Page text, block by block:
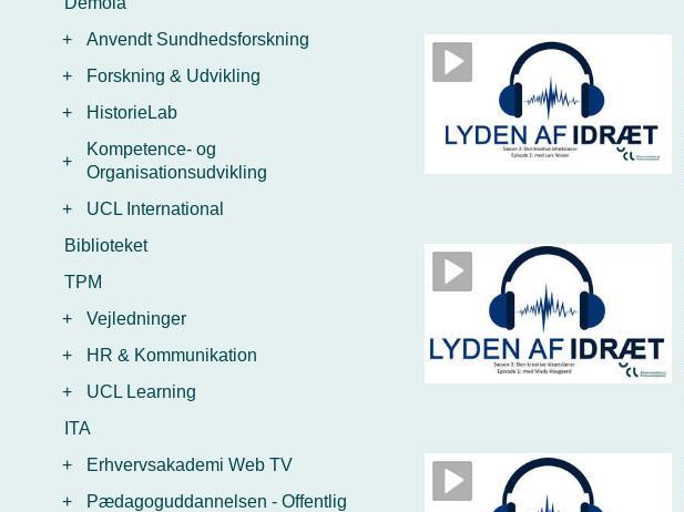
+
Anvendt Sundhedsforskning
+
Forskning & Udvikling
+
HistorieLab
+
Kompetence- og
Organisationsudvikling
+
UCL International
Biblioteket
TPM
+
Vejledninger
+
HR & Kommunikation
+
UCL Learning
ITA
+
Erhvervsakademi Web TV
+
Pædagoguddannelsen - Offentlig